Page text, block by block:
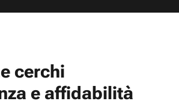
cerchi
e affidabilità